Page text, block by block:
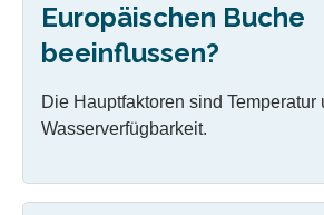
Europäischen Buche
beeinflussen?
Die Hauptfaktoren sind Temperatur
Wasserverfügbarkeit.